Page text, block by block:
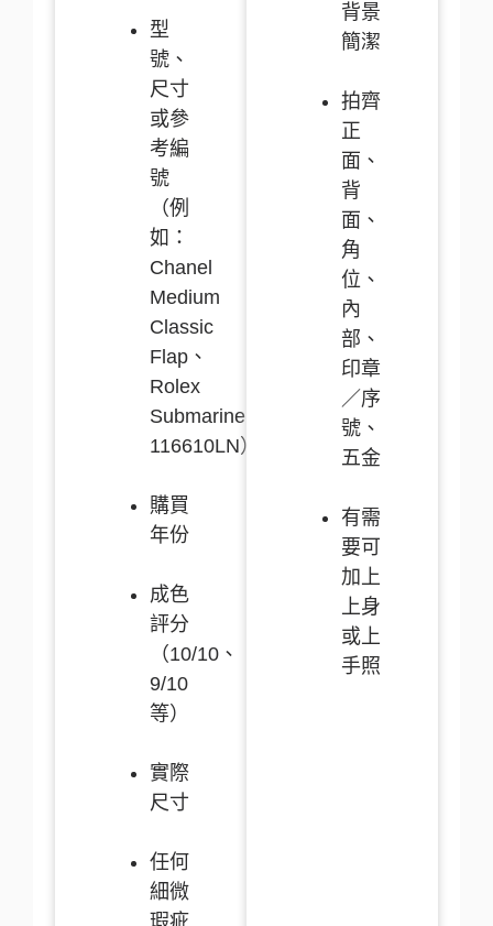
型
號、
尺寸
或參
考編
號
（例
如：
Chanel
Medium
Classic
Flap、
Rolex
Submariner
116610LN）
購買
年份
成色
評分
（10/10、
9/10
等）
實際
尺寸
任何
細微
瑕疵
背景
簡潔
拍齊
正
面、
背
面、
角
位、
內
部、
印章
／序
號、
五金
有需
要可
加上
上身
或上
手照